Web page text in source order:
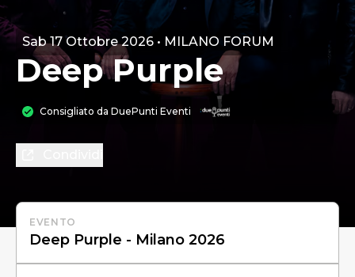
Sab 17 Ottobre 2026 • MILANO FORUM
Deep Purple
Consigliato da DuePunti Eventi
EVENTO